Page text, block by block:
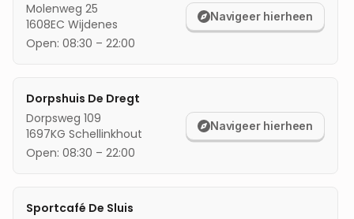
Molenweg 25
1608EC Wijdenes
Open: 08:30 – 22:00
Navigeer hierheen
Dorpshuis De Dregt
Dorpsweg 109
1697KG Schellinkhout
Open: 08:30 – 22:00
Navigeer hierheen
Sportcafé De Sluis